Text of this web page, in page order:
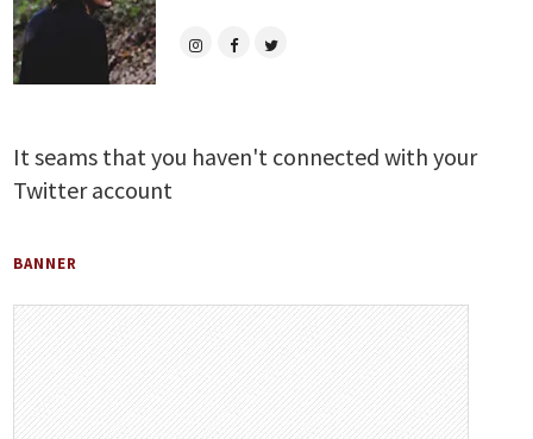
It seams that you haven't connected with your
Twitter account
BANNER